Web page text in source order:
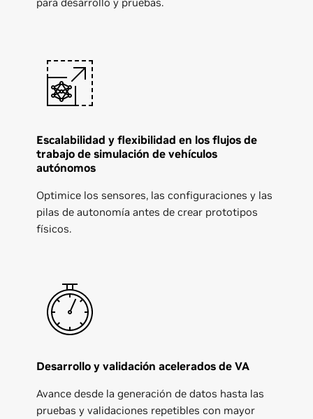
Escalabilidad y flexibilidad en los flujos de
trabajo de simulación de vehículos
autónomos
Optimice los sensores, las configuraciones y las
pilas de autonomía antes de crear prototipos
físicos.
Desarrollo y validación acelerados de VA
Avance desde la generación de datos hasta las
pruebas y validaciones repetibles con mayor